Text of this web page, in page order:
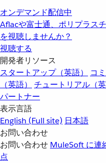
オンデマンド配信中
Aflacや富士通、ポリプラス
を視聴しませんか？
視聴する
開発者リソース
スタートアップ（英語）
コ
（英語）
チュートリアル（英
パートナー
表示言語
English (Full site) 日本語
お問い合わせ
お問い合わせ MuleSoft に連
点